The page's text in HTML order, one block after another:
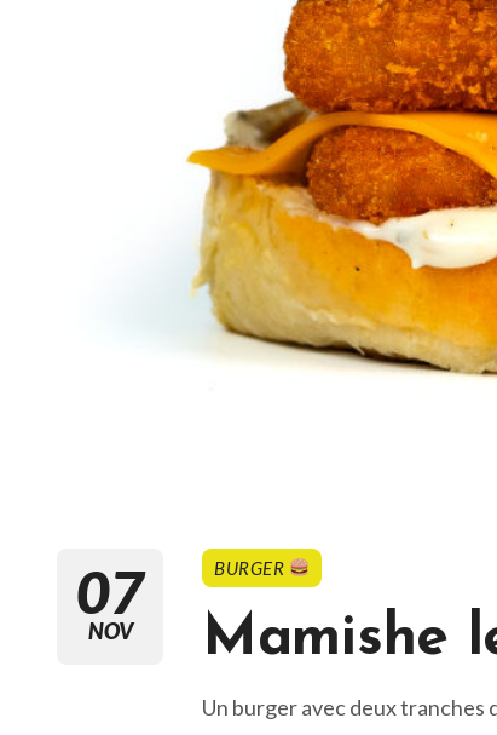
07
NOV
BURGER
Mamishe
Un burger avec deux tranches